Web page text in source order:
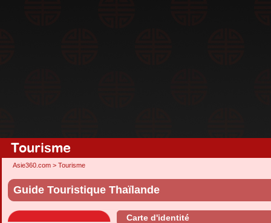
Tourisme
Asie360.com > Tourisme
Guide Touristique Thaïlande
Carte d'identité